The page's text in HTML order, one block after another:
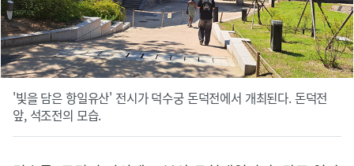
'빛을 담은 항일유산' 전시가 덕수궁 돈덕전에서 개최된다. 돈덕전
앞, 석조전의 모습.